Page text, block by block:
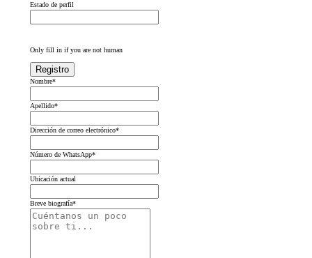
Estado de perfil
Only fill in if you are not human
Nombre*
Apellido*
Dirección de correo electrónico*
Número de WhatsApp*
Ubicación actual
Breve biografía*